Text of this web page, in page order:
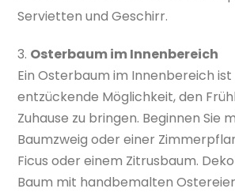
Servietten und Geschirr.
3. Osterbaum im Innenbereich
Ein Osterbaum im Innenbereich ist
entzückende Möglichkeit, den
Zuhause zu bringen. Beginnen Sie
Baumzweig oder einer
Ficus oder einem Zitrusbaum.
Baum mit handbemalten